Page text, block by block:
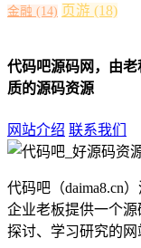
金融 (14) 页游 (18)
代码吧源码网，由
质的源码资源
网站介绍 联系我们
代码吧（daima8.cn
企业老板提供一个
探讨、学习研究的网